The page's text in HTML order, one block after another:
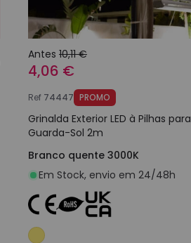
Antes 10,11 €
4,06 €
Ref 74447 PROMO
Grinalda Exterior LED à Pilhas para
Guarda-Sol 2m
Branco quente 3000K
Em Stock, envio em 24/48h